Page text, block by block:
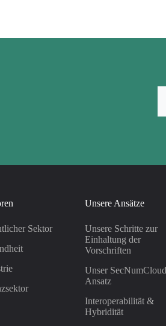
Sektor
Unsere Ansätze
Unsere Schritte zur
Einhaltung der
Vorschriften
Unser
Ansatz
Interoperabilität &
Hybridität